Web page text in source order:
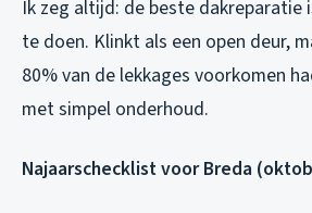
Ik zeg altijd: de beste dakreparatie
te doen. Klinkt als een open deur,
80% van de lekkages voorkomen
met simpel onderhoud.
Najaarschecklist voor Breda